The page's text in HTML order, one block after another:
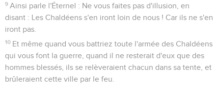
9 Ainsi parle l'Éternel : Ne vous faites pas d'illusion, en
disant : Les Chaldéens s'en iront loin de nous ! Car ils ne s'en
iront pas.
10 Et même quand vous battriez toute l'armée des Chaldéens
qui vous font la guerre, quand il ne resterait d'eux que des
hommes blessés, ils se relèveraient chacun dans sa tente, et
brûleraient cette ville par le feu.